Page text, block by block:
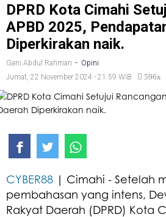
DPRD Kota Cimahi
APBD 2025,
Diperkirakan naik.
Gani Abdul Rahman - Opini
Jumat, 22 November 2024 - 21:59 WIB
596x
CYBER88 | Cimahi - Setelah
pembahasan yang intens,
Rakyat Daerah (DPRD) Kota